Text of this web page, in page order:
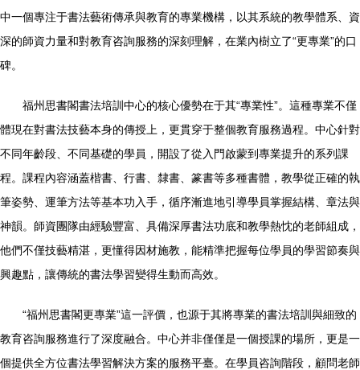
中一個專注于書法藝術傳承與教育的專業機構，以其系統的教學體系、資
深的師資力量和對教育咨詢服務的深刻理解，在業內樹立了“更專業”的口
碑。
福州思書閣書法培訓中心的核心優勢在于其“專業性”。這種專業不僅
體現在對書法技藝本身的傳授上，更貫穿于整個教育服務過程。中心針對
不同年齡段、不同基礎的學員，開設了從入門啟蒙到專業提升的系列課
程。課程內容涵蓋楷書、行書、隸書、篆書等多種書體，教學從正確的執
筆姿勢、運筆方法等基本功入手，循序漸進地引導學員掌握結構、章法與
神韻。師資團隊由經驗豐富、具備深厚書法功底和教學熱忱的老師組成，
他們不僅技藝精湛，更懂得因材施教，能精準把握每位學員的學習節奏與
興趣點，讓傳統的書法學習變得生動而高效。
“福州思書閣更專業”這一評價，也源于其將專業的書法培訓與細致的
教育咨詢服務進行了深度融合。中心并非僅僅是一個授課的場所，更是一
個提供全方位書法學習解決方案的服務平臺。在學員咨詢階段，顧問老師